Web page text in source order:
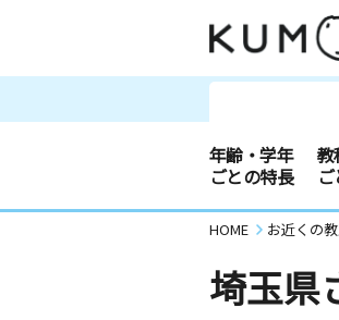
年齢・学年
ごとの特長
教
HOME お近くの
埼玉県